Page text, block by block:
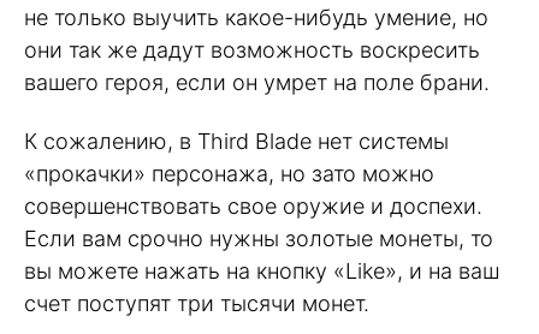
не только выучить какое-нибудь умение, но
они так же дадут возможность воскресить
вашего героя, если он умрет на поле брани.
К сожалению, в Third Blade нет системы
«прокачки» персонажа, но зато можно
совершенствовать свое оружие и доспехи.
Если вам срочно нужны золотые монеты, то
вы можете нажать на кнопку «Like», и на ваш
счет поступят три тысячи монет.